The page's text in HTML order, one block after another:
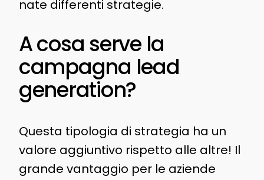
nate differenti strategie.
A cosa serve la
campagna lead
generation?
Questa tipologia di strategia ha un
valore aggiuntivo rispetto alle altre! Il
grande vantaggio per le aziende